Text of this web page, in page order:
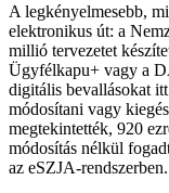
A legkényelmesebb,
elektronikus út: a
millió tervezetet
Ügyfélkapu+ vagy a
digitális bevallásokat
módosítani vagy
megtekintették, 920
módosítás nélkül
az eSZJA-rendszerben.